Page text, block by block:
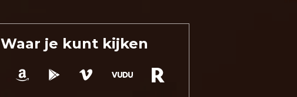
Waar je kunt kijken